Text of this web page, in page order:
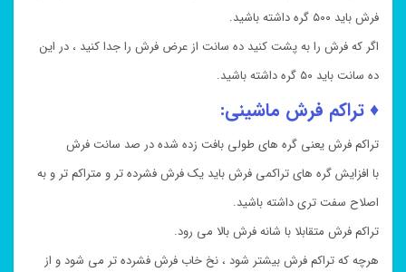
فرش باید ۵۰۰ گره داشته باشید.
اگر که فرش را به پشت کنید ده سانت از عرض فرش را جدا کنید ، در این
ده سانت باید ۵۰ گره داشته باشید.
♦ تراکم فرش ماشینی:
تراکم فرش یعنی گره های طولی بافت زده شده در صد سانت فرش
با افزایش گره های تراکمی فرش باید یک فرش فشرده تر و متراکم تر و به
اصلاح سفت تری داشته باشید.
تراکم فرش متقابلا با شانه فرش بالا می رود.
هرچه که تراکم فرش بیشتر شود ، نخ خاب فرش فشرده تر می شود و از